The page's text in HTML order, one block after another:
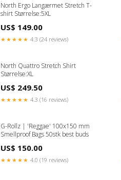
North Ergo Langærmet Stretch T-
shirt Størrelse:5XL
US$ 149.00
★★★★★ 4.3 (24 reviews)
North Quattro Stretch Shirt
Størrelse:XL
US$ 249.50
★★★★★ 4.3 (16 reviews)
G-Rollz | 'Reggae' 100x150 mm
Smellproof Bags 50stk best buds
US$ 150.00
★★★★★ 4.0 (19 reviews)